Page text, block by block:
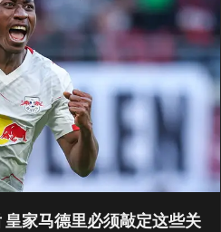
皇家马德里必须敲定这些关